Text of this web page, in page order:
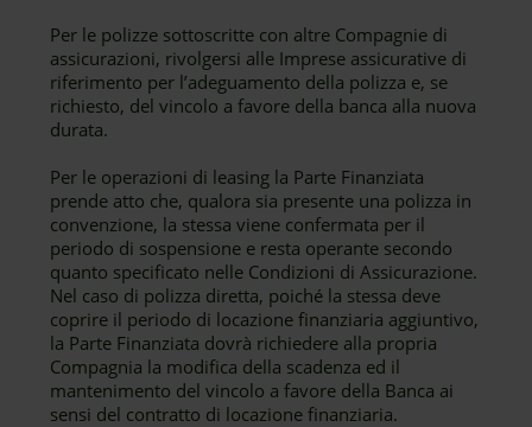
Per le polizze sottoscritte con altre Compagnie di
assicurazioni, rivolgersi alle Imprese assicurative di
riferimento per l’adeguamento della polizza e, se
richiesto, del vincolo a favore della banca alla nuova
durata.
Per le operazioni di leasing la Parte Finanziata
prende atto che, qualora sia presente una polizza in
convenzione, la stessa viene confermata per il
periodo di sospensione e resta operante secondo
quanto specificato nelle Condizioni di Assicurazione.
Nel caso di polizza diretta, poiché la stessa deve
coprire il periodo di locazione finanziaria aggiuntivo,
la Parte Finanziata dovrà richiedere alla propria
Compagnia la modifica della scadenza ed il
mantenimento del vincolo a favore della Banca ai
sensi del contratto di locazione finanziaria.